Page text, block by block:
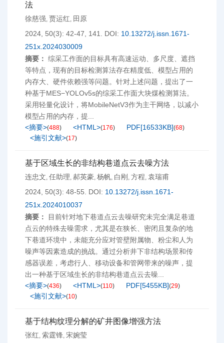
法
徐慈强, 贾运红, 田原
2024, 50(3): 42-47, 141.
DOI: 10.13272/j.issn.1671-
251x.2024030009
摘要： 综采工作面的目标具有高速运动、多尺度、遮挡
等特点，现有的目标检测算法存在精度低、模型占用的
内存大、硬件依赖强等问题。针对上述问题，提出了一
种基于MES−YOLOv5s的综采工作面大块煤检测算法。
采用轻量化设计，将MobileNetV3作为主干网络，以减小
模型占用的内存，提...
<摘要>(488) <HTML>(176) PDF[16533KB](68)
<施引文献>(17)
基于区域生长的非结构巷道点云去噪方法
连忠文, 任助理, 郝英豪, 杨帆, 白刚 , 方程, 袁瑞甫
2024, 50(3): 48-55.
DOI: 10.13272/j.issn.1671-
251x.2024010037
摘要：
目前针对地下巷道点云去噪研究未完全满足巷道
点云的特殊去噪需求，尤其是在狭长、密闭且复杂的地
下巷道环境中，未能充分应对管壁附属物、粉尘和人为
噪声等因素造成的挑战。通过分析井下非结构场景和传
感器误差，考虑行人、移动设备和管网带来的噪声，提
出一种基于区域生长的非结构巷道点云去噪...
<摘要>(436) <HTML>(110) PDF[5455KB](29)
<施引文献>(10)
基于结构纹理分解的矿井图像增强方法
张红, 索霆锋, 宋婉莹